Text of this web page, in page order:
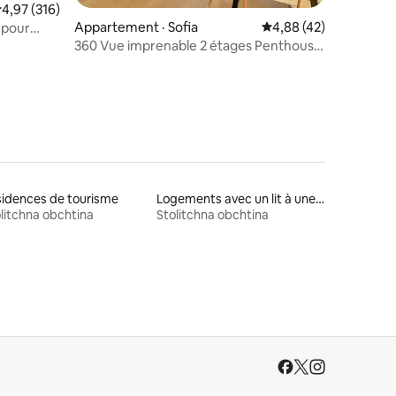
moyenne de 4,97 sur 5, 316 commentaires
4,97 (316)
Appartement · Sofia Note moyenne de
4,88 (42)
360 Vue imprenable 2 étages Penthouse
de tourisme
obchtina
Logements avec un lit à une hauteur accessible
Stolitchna obchtina